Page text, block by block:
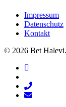
Impressum
Datenschutz
Kontakt
© 2026 Bet
facebook
phone
email